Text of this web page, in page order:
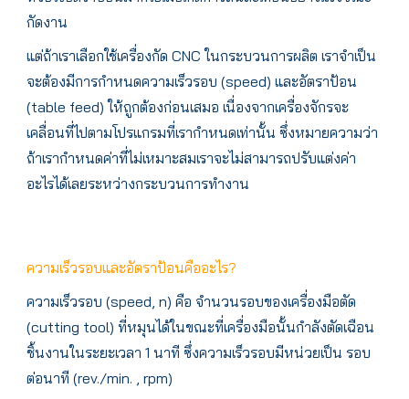
กัดงาน
แต่ถ้าเราเลือกใช้เครื่องกัด CNC ในกระบวนการผลิต เราจำเป็น
จะต้องมีการกำหนดความเร็วรอบ (speed) และอัตราป้อน
(table feed) ให้ถูกต้องก่อนเสมอ เนื่องจากเครื่องจักรจะ
เคลื่อนที่ไปตามโปรแกรมที่เรากำหนดเท่านั้น ซึ่งหมายความว่า
ถ้าเรากำหนดค่าที่ไม่เหมาะสมเราจะไม่สามารถปรับแต่งค่า
อะไรได้เลยระหว่างกระบวนการทำงาน
ความเร็วรอบและอัตราป้อนคืออะไร?
ความเร็วรอบ (speed, n) คือ จำนวนรอบของเครื่องมือตัด
(cutting tool) ที่หมุนได้ในขณะที่เครื่องมือนั้นกำลังตัดเฉือน
ชิ้นงานในระยะเวลา 1 นาที ซึ่งความเร็วรอบมีหน่วยเป็น รอบ
ต่อนาที (rev./min. , rpm)